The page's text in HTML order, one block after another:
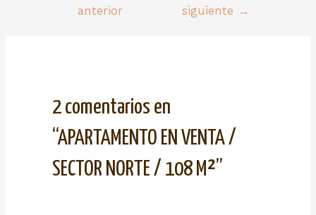
anterior siguiente →
2 comentarios en
“APARTAMENTO EN VENTA /
SECTOR NORTE / 108 M²”